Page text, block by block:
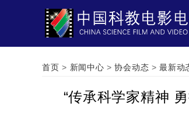
首页 > 新闻中心 >协会动态 >最新动
“传承科学家精神